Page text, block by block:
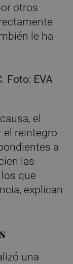
otros
le ha
Foto: EVA
el
el reintegro
a
las
que
explican
una